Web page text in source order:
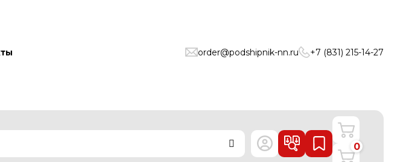
order@podshipnik-nn.ru +7 (831) 215-14-27
0